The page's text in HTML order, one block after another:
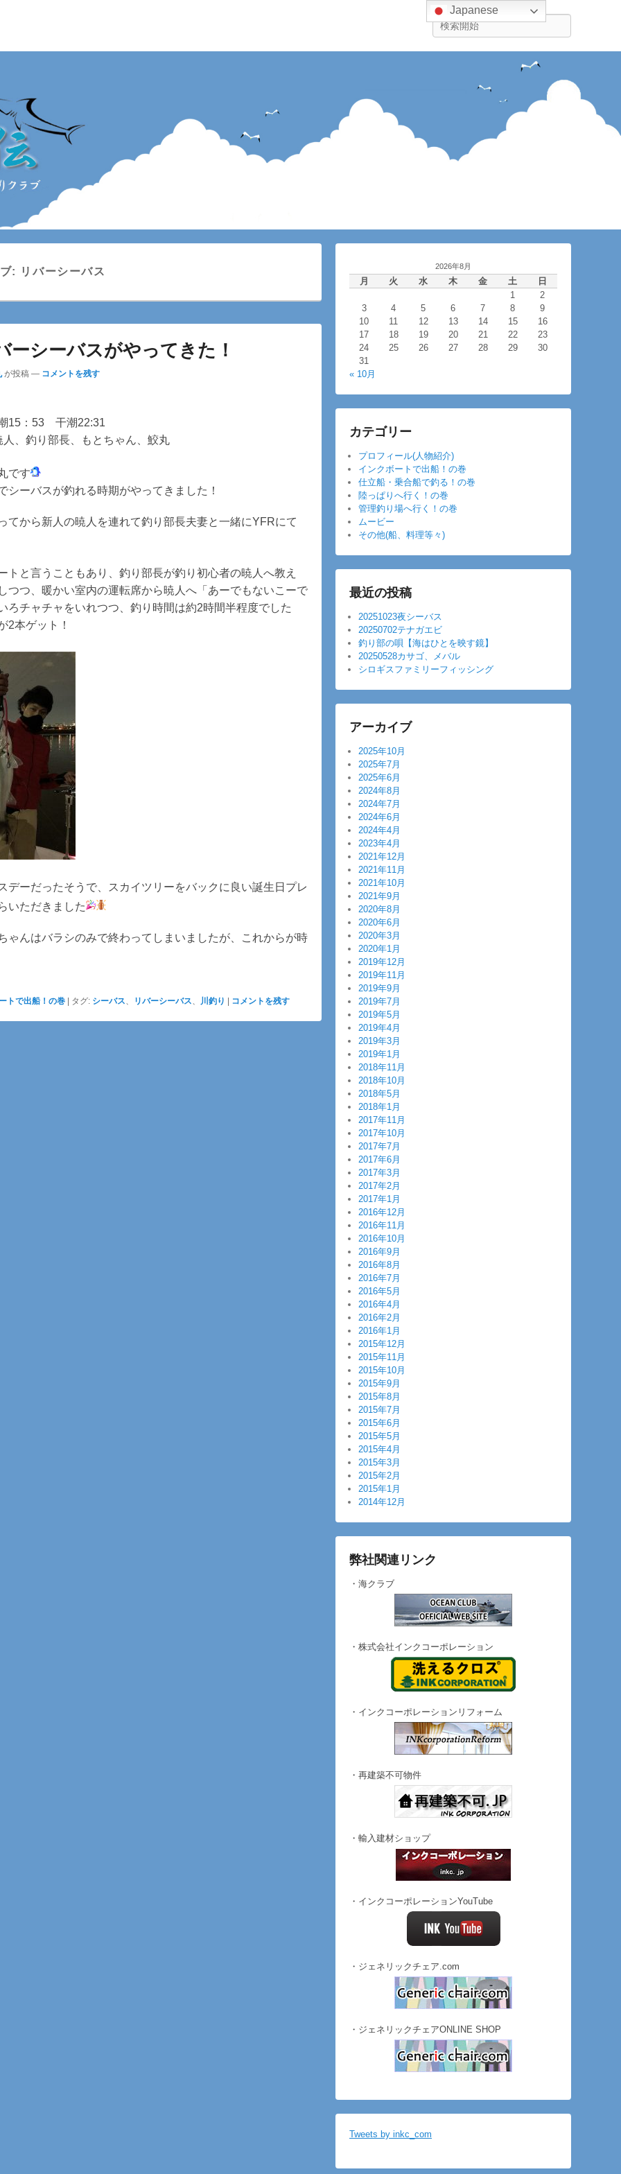
検
索
: リバーシーバス
ーシーバスがやってきた！
が投稿 — コメントを残す
15：53 干潮22:31
人、釣り部長、もとちゃん、鮫丸
です
シーバスが釣れる時期がやってきました！
てから新人の暁人を連れて釣り部長夫妻と一緒にYFRにて
トと言うこともあり、釣り部長が釣り初心者の暁人へ教え
つつ、暖かい室内の運転席から暁人へ「あーでもないこーで
ろチャチャをいれつつ、釣り時間は約2時間半程度でした
2本ゲット！
デーだったそうで、スカイツリーをバックに良い誕生日プレ
いただきました
ゃんはバラシのみで終わってしまいましたが、これからが時
トで出船！の巻 タグ: シーバス、 リバーシーバス、 川釣り コメントを残す
2026年8月
月 火 水 木 金 土
日
1
2
3
4 5 6 7 8
9
10
11 12 13 14 15
16
17
18 19 20 21 22
23
24
25 26 27 28 29
30
31
« 10月
カテゴリー
プロフィール(人物紹介)
インクボートで出船！の巻
仕立船・乗合船で釣る！の巻
陸っぱりへ行く！の巻
管理釣り場へ行く！の巻
ムービー
その他(船、料理等々)
最近の投稿
20251023夜シーバス
20250702テナガエビ
釣り部の唄【海はひとを映す鏡】
20250528カサゴ、メバル
シロギスファミリーフィッシング
アーカイブ
2025年10月
2025年7月
2025年6月
2024年8月
2024年7月
2024年6月
2024年4月
2023年4月
2021年12月
2021年11月
2021年10月
2021年9月
2020年8月
2020年6月
2020年3月
2020年1月
2019年12月
2019年11月
2019年9月
2019年7月
2019年5月
2019年4月
2019年3月
2019年1月
2018年11月
2018年10月
2018年5月
2018年1月
2017年11月
2017年10月
2017年7月
2017年6月
2017年3月
2017年2月
2017年1月
2016年12月
2016年11月
2016年10月
2016年9月
2016年8月
2016年7月
2016年5月
2016年4月
2016年2月
2016年1月
2015年12月
2015年11月
2015年10月
2015年9月
2015年8月
2015年7月
2015年6月
2015年5月
2015年4月
2015年3月
2015年2月
2015年1月
2014年12月
弊社関連リンク
・海クラブ
・株式会社インクコーポレーション
・インクコーポレーションリフォーム
・再建築不可物件
・輸入建材ショップ
・インクコーポレーションYouTube
・ジェネリックチェア.com
・ジェネリックチェアONLINE SHOP
Tweets by inkc_com
Japanese